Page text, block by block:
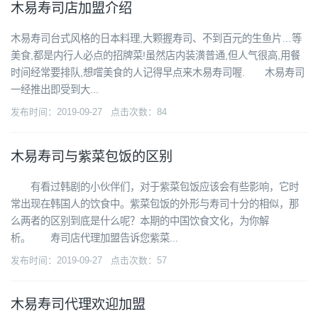
木易寿司店加盟介绍
木易寿司台式风格的日本料理,大颗握寿司、不到百元的生鱼片…等
美食,都是内行人必点的招牌菜!虽然店内装潢普通,但人气很高,用餐
时间经常要排队,想嚐美食的人记得早点来木易寿司喔. 木易寿司
一经推出即受到大...
发布时间：2019-09-27 点击次数：84
木易寿司与紫菜包饭的区别
有看过韩剧的小伙伴们，对于紫菜包饭应该会有些影响，它时
常出现在韩国人的饮食中。紫菜包饭的外形与寿司十分的相似，那
么两者的区别到底是什么呢？本期的中国饮食文化，为你解
析。 寿司店代理加盟告诉您紫菜...
发布时间：2019-09-27 点击次数：57
木易寿司代理欢迎加盟